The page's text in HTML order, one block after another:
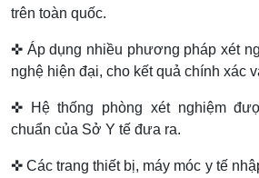
trên toàn quốc.
✜ Áp dụng nhiều phương pháp xét
nghệ hiện đại, cho kết quả chính xác
✜ Hệ thống phòng xét nghiệm
chuẩn của Sở Y tế đưa ra.
✜ Các trang thiết bị, máy móc y tế